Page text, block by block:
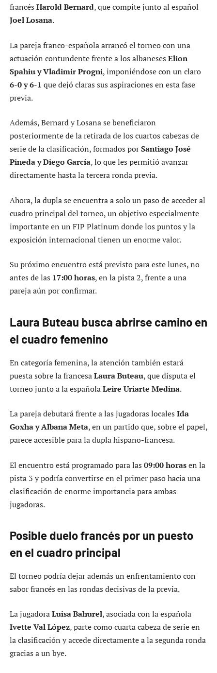
francés Harold Bernard, que compite junto al español
Joel Losana.
La pareja franco-española arrancó el torneo con una
actuación contundente frente a los albaneses Elion
Spahiu y Vladimir Progni, imponiéndose con un claro
6-0 y 6-1 que dejó claras sus aspiraciones en esta fase
previa.
Además, Bernard y Losana se beneficiaron
posteriormente de la retirada de los cuartos cabezas de
serie de la clasificación, formados porSantiago José
Pineda y Diego García, lo que les permitió avanzar
directamente hasta la tercera ronda previa.
Ahora, la dupla se encuentra a solo un paso de acceder al
cuadro principal del torneo, un objetivo especialmente
importante en un FIP Platinum donde los puntos y la
exposición internacional tienen un enorme valor.
Su próximo encuentro está previsto para este lunes, no
antes de las 17:00 horas, en la pista 2, frente a una
pareja aún por confirmar.
Laura Buteau busca abrirse camino en
el cuadro femenino
En categoría femenina, la atención también estará
puesta sobre la francesaLaura Buteau, que disputa el
torneo junto a la españolaLeire Uriarte Medina.
La pareja debutará frente a las jugadoras locales Ida
Goxha y Albana Meta, en un partido que, sobre el papel,
parece accesible para la dupla hispano-francesa.
El encuentro está programado para las 09:00 horasen la
pista 3 y podría convertirse en el primer paso hacia una
clasificación de enorme importancia para ambas
jugadoras.
Posible duelo francés por un puesto
en el cuadro principal
El torneo podría dejar además un enfrentamiento con
sabor francés en las rondas decisivas de la previa.
La jugadoraLuisa Bahurel, asociada con la española
Ivette Val López, parte como cuarta cabeza de serie en
la clasificación y accede directamente a la segunda ronda
gracias a un bye.